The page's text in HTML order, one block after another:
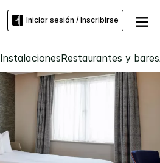
Iniciar sesión / Inscribirse
InstalacionesRestaurantes y bares